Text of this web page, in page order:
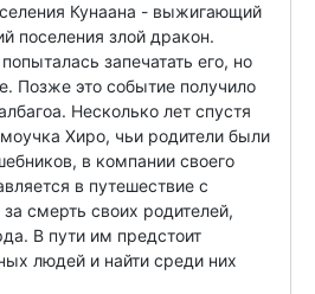
Кунаана - выжигающий
поселения злой дракон.
запечатать его, но
Позже это событие получило
Несколько лет спустя
Хиро, чьи родители были
в компании своего
в путешествие с
смерть своих родителей,
В пути им предстоит
людей и найти среди них